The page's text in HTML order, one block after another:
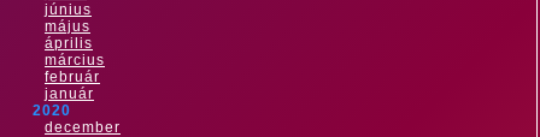
június
május
április
március
február
január
2020
december